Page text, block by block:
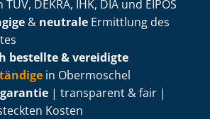
TÜV, DEKRA, IHK, DIA und EIPOS
& neutrale Ermittlung des
bestellte & vereidigte
in Obermoschel
| transparent & fair |
Kosten